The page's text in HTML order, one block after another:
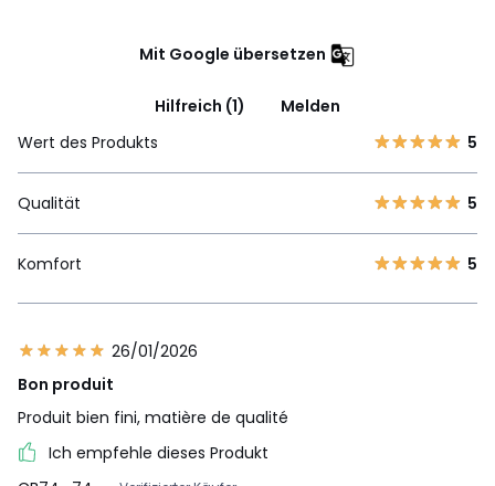
Mit Google übersetzen
Hilfreich (1)
Melden
Wert des Produkts
5
Qualität 5
Komfort 5
26/01/2026
Bon produit
Produit bien fini, matière de qualité
Ich empfehle dieses Produkt